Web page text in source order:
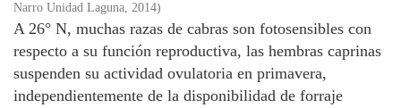
Narro Unidad Laguna, 2014)
A 26° N, muchas razas de cabras son fotosensibles con
respecto a su función reproductiva, las hembras caprinas
suspenden su actividad ovulatoria en primavera,
independientemente de la disponibilidad de forraje